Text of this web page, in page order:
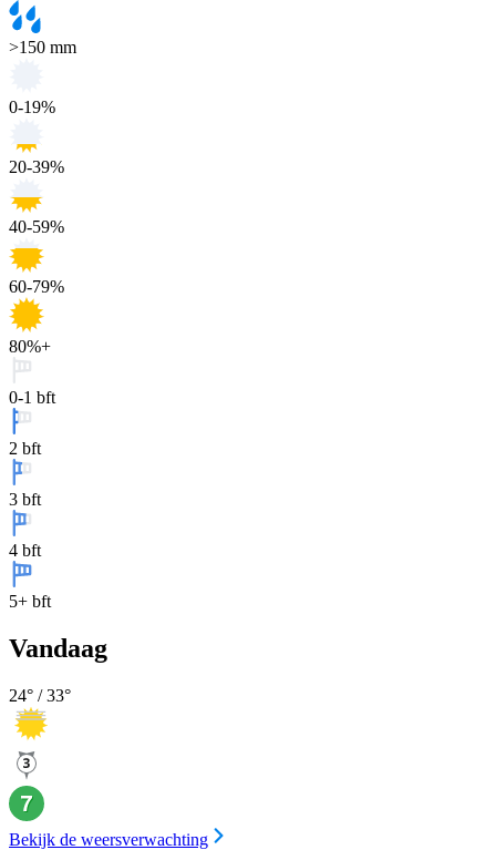
>150 mm
0-19%
20-39%
40-59%
60-79%
80%+
0-1 bft
2 bft
3 bft
4 bft
5+ bft
Vandaag
24° /33°
Bekijk de weersverwachting